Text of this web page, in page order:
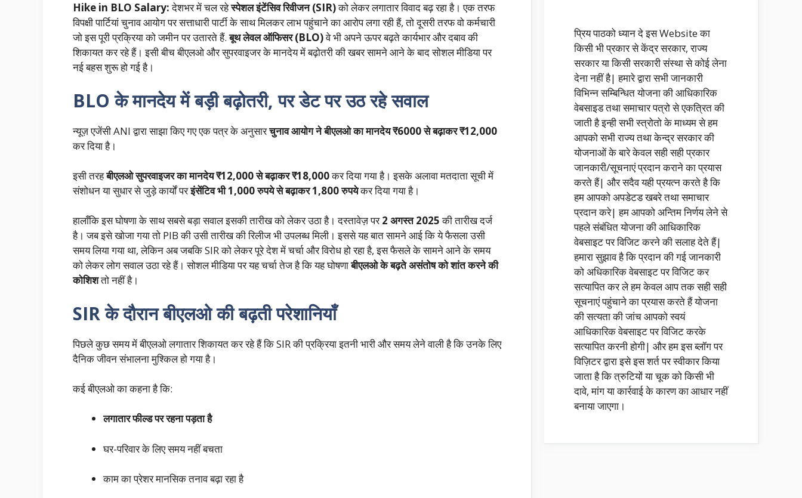
Hike in BLO Salary:देशभर में चल रहेस्पेशल इंटेंसिव रिवीजन (SIR)को लेकर लगातार विवाद बढ़ रहा है। एक तरफ
विपक्षी पार्टियां चुनाव आयोग पर सत्ताधारी पार्टी के साथ मिलकर लाभ पहुंचाने का आरोप लगा रही हैं, तो दूसरी तरफ वो कर्मचारी
जो इस पूरी प्रक्रिया को जमीन पर उतारते हैं.बूथ लेवल ऑफिसर (BLO)वे भी अपने ऊपर बढ़ते कार्यभार और दबाव की
शिकायत कर रहे हैं। इसी बीच बीएलओ और सुपरवाइजर के मानदेय में बढ़ोतरी की खबर सामने आने के बाद सोशल मीडिया पर
नई बहस शुरू हो गई है।
BLO के मानदेय में बड़ी बढ़ोतरी, पर डेट पर उठ रहे सवाल
न्यूज़ एजेंसी ANI द्वारा साझा किए गए एक पत्र के अनुसारचुनाव आयोग ने बीएलओ का मानदेय ₹6000 से बढ़ाकर ₹12,000
कर दिया है।
इसी तरहबीएलओ सुपरवाइजर का मानदेय ₹12,000 से बढ़ाकर ₹18,000कर दिया गया है। इसके अलावा मतदाता सूची में
संशोधन या सुधार से जुड़े कार्यों परइंसेंटिव भी 1,000 रुपये से बढ़ाकर 1,800 रुपयेकर दिया गया है।
हालाँकि इस घोषणा के साथ सबसे बड़ा सवाल इसकी तारीख को लेकर उठा है। दस्तावेज़ पर2 अगस्त 2025की तारीख दर्ज
है। जब इसे खोजा गया तो PIB की उसी तारीख की रिलीज भी उपलब्ध मिली। इससे यह बात सामने आई कि ये फैसला उसी
समय लिया गया था, लेकिन अब जबकि SIR को लेकर पूरे देश में चर्चा और विरोध हो रहा है, इस फैसले के सामने आने के समय
को लेकर लोग सवाल उठा रहे हैं। सोशल मीडिया पर यह चर्चा तेज है कि यह घोषणाबीएलओ के बढ़ते असंतोष को शांत करने की
कोशिशतो नहीं है।
SIR के दौरान बीएलओ की बढ़ती परेशानियाँ
पिछले कुछ समय में बीएलओ लगातार शिकायत कर रहे हैं कि SIR की प्रक्रिया इतनी भारी और समय लेने वाली है कि उनके लिए
दैनिक जीवन संभालना मुश्किल हो गया है।
कई बीएलओ का कहना है कि:
लगातार फील्ड पर रहना पड़ता है
घर-परिवार के लिए समय नहीं बचता
काम का प्रेशर मानसिक तनाव बढ़ा रहा है
प्रिय पाठको ध्यान दे इस Website का
किसी भी प्रकार से केंद्र सरकार, राज्य
सरकार या किसी सरकारी संस्था से कोई लेना
देना नहीं है| हमारे द्वारा सभी जानकारी
विभिन्न सम्बिन्धित योजना की आधिकारिक
वेबसाइड तथा समाचार पत्रो से एकत्रित की
जाती है इन्ही सभी स्त्रोतो के माध्यम से हम
आपको सभी राज्य तथा केन्द्र सरकार की
योजनाओं के बारे केवल सही सही प्रकार
जानकारी/सूचनाएं प्रदान कराने का प्रयास
करते हैं| और सदैव यही प्रयत्न करते है कि
हम आपको अपडेटड खबरे तथा समाचार
प्रदान करे| हम आपको अन्तिम निर्णय लेने से
पहले संबंधित योजना की आधिकारिक
वेबसाइट पर विजिट करने की सलाह देते हैं|
हमारा सुझाव है कि प्रदान की गई जानकारी
को अधिकारिक वेबसाइट पर विजिट कर
सत्यापित कर ले हम केवल आप तक सही सही
सूचनाएं पहुंचाने का प्रयास करते हैं योजना
की सत्यता की जांच आपको स्वयं
आधिकारिक वेबसाइट पर विजिट करके
सत्यापित करनी होगी| और हम इस ब्लॉग पर
विज़िटर द्वारा इसे इस शर्त पर स्वीकार किया
जाता है कि त्रुटियों या चूक को किसी भी
दावे, मांग या कार्रवाई के कारण का आधार नहीं
बनाया जाएगा।